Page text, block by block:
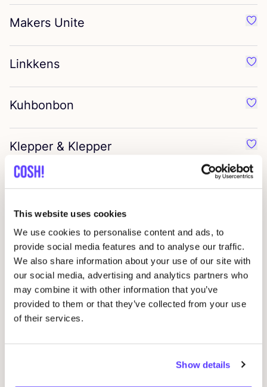
This website uses cookies
We use cookies to personalise content and ads, to
provide social media features and to analyse our traffic.
We also share information about your use of our site with
our social media, advertising and analytics partners who
may combine it with other information that you’ve
provided to them or that they’ve collected from your use
of their services.
Show details
Makers Unite
Linkkens
Kuhbonbon
Klepper & Klepper
Lavera
Opti3
Huisteil
Ethical Wares